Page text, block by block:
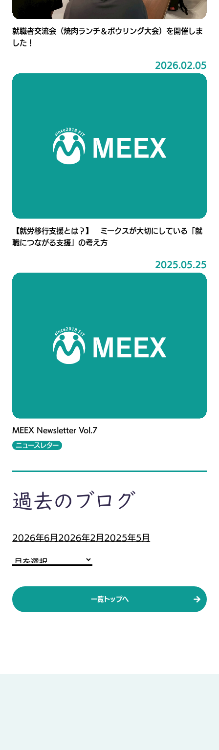
就職者交流会（焼肉ランチ＆ボウリング大会）を開催しま
した！
2026.02.05
【就労移行支援とは？】 ミークスが大切にしている「就
職につながる支援」の考え方
2025.05.25
MEEX Newsletter Vol.7
ニュースレター
過去のブログ
2026年6月 2026年2月 2025年5月
一覧トップへ